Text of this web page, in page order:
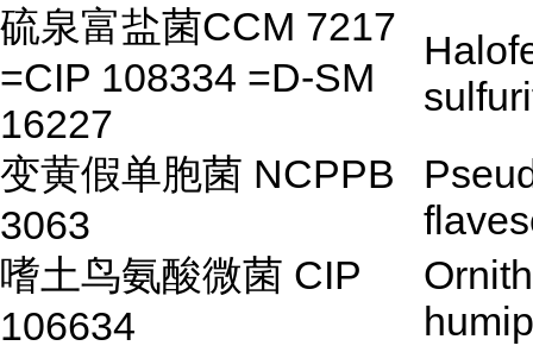
硫泉富盐菌CCM 7217
=CIP 108334 =D-SM
16227
变黄假单胞菌 NCPPB
3063
嗜土鸟氨酸微菌 CIP
106634